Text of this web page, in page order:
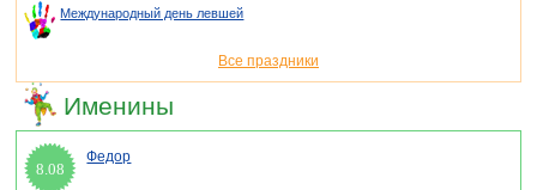
Международный день левшей
Все праздники
Именины
8.08
Федор